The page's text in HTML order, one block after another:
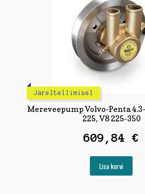
Järeltellimisel
Mereveepump Volvo-Penta 4.3-
225, V8 225-350
609,84 €
Lisa korvi